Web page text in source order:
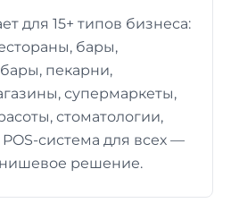
для 15+ типов бизнеса:
бары,
пекарни,
супермаркеты,
стоматологии,
система для всех —
решение.